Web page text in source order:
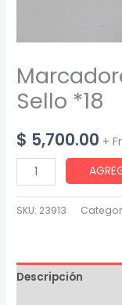
Sello *18
$ 5,700.00 +
Marcadores
Acrílicos
con
cantidad
SKU: 23913
Descripción